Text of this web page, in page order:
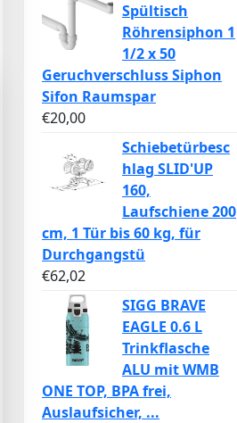
Spültisch
Röhrensiphon 1
1/2 x 50
Geruchverschluss Siphon
Sifon Raumspar
€20,00
Schiebetürbesc
hlag SLID'UP
160,
Laufschiene 200
cm, 1 Tür bis 60 kg, für
Durchgangstü
€62,02
SIGG BRAVE
EAGLE 0.6 L
Trinkflasche
ALU mit WMB
ONE TOP, BPA frei,
Auslaufsicher, ...